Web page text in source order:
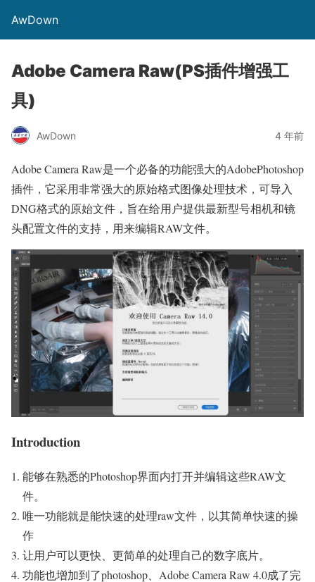
AwDown
Adobe Camera Raw(PS插件增强工
具)
AwDown 4 年前
Adobe Camera Raw是一个必备的功能强大的AdobePhotoshop
插件，它采用非常强大的原始格式图像处理技术，可导入
DNG格式的原始文件，旨在给用户提供最新型号相机和镜
头配置文件的支持，用来编辑RAW文件。
Introduction
能够在熟悉的Photoshop界面内打开并编辑这些RAW文
件。
唯一功能就是能快速的处理raw文件，以其简单快速的操
作
让用户可以更快、更简单的处理自己的数字底片。
功能也增加到了photoshop、Adobe Camera Raw 4.0成了完